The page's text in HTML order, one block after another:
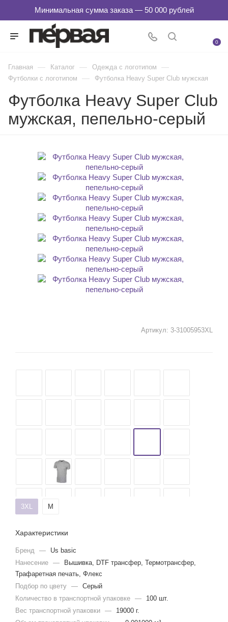
0
Главная — Каталог — Одежда с логотипом —
Футболки с логотипом — Футболка Heavy Super Club мужская
Футболка Heavy Super Club
мужская, пепельно-серый
Артикул: 3-31005953XL
3XL M
Характеристики
Бренд —
Us basic
Нанесение —
Вышивка, DTF трансфер, Термотрансфер,
Трафаретная печать, Флекс
Подбор по цвету — Серый
Количество в транспортной упаковке —
100 шт.
Вес транспортной упаковки —
19000 г.